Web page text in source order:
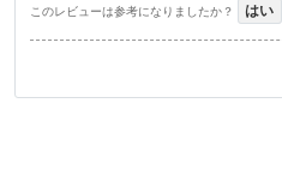
このレビューは参考になりましたか？ はい